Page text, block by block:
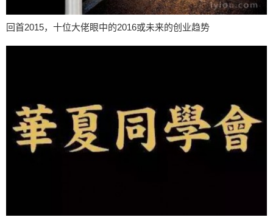
回首2015，十位大佬眼中的2016或未来的创业趋势